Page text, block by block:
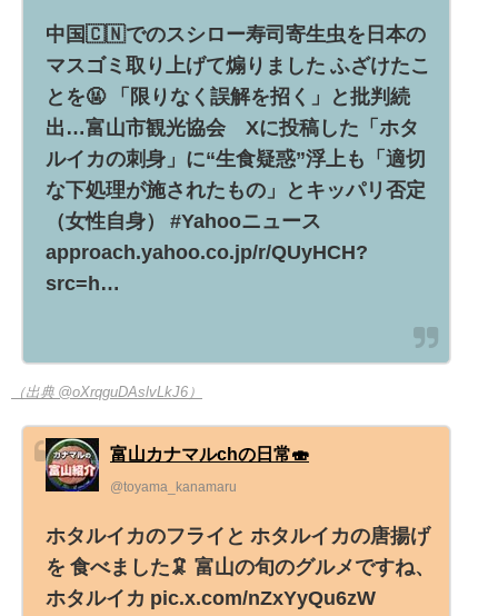
中国🇨🇳でのスシロー寿司寄生虫を日本の
マスゴミ取り上げて煽りました ふざけたこ
とを🤬 「限りなく誤解を招く」と批判続
出…富山市観光協会 Xに投稿した「ホタ
ルイカの刺身」に“生食疑惑”浮上も「適切
な下処理が施されたもの」とキッパリ否定
（女性自身） #Yahooニュース
approach.yahoo.co.jp/r/QUyHCH?
src=h…
（出典 @oXrqguDAslvLkJ6）
富山カナマルchの日常🍣
@toyama_kanamaru
ホタルイカのフライと ホタルイカの唐揚げ
を 食べました🦑 富山の旬のグルメですね、
ホタルイカ pic.x.com/nZxYyQu6zW